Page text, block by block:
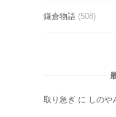
鎌倉物語 (508)
取り急ぎ に しのや